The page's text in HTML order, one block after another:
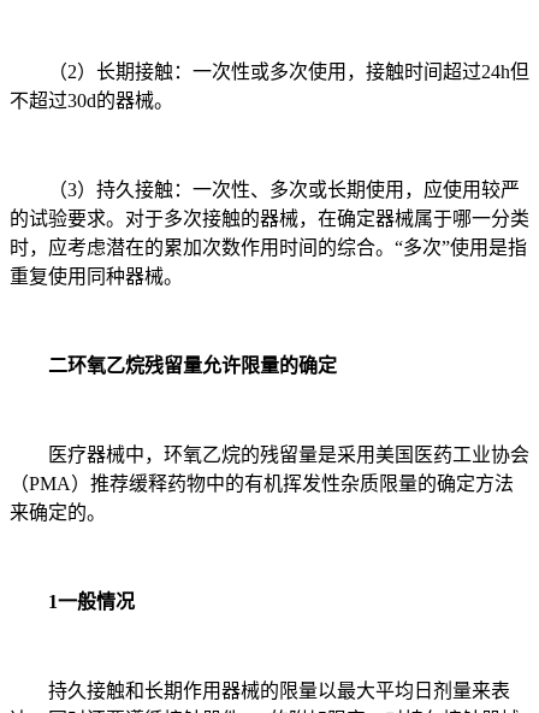
（2）长期接触：一次性或多次使用，接触时间超过24h但
不超过30d的器械。
（3）持久接触：一次性、多次或长期使用，应使用较严
的试验要求。对于多次接触的器械，在确定器械属于哪一分类
时，应考虑潜在的累加次数作用时间的综合。“多次”使用是指
重复使用同种器械。
二环氧乙烷残留量允许限量的确定
医疗器械中，环氧乙烷的残留量是采用美国医药工业协会
（PMA）推荐缓释药物中的有机挥发性杂质限量的确定方法
来确定的。
1一般情况
持久接触和长期作用器械的限量以最大平均日剂量来表